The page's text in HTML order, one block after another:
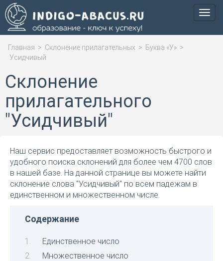
Меню
Главная > Склонение прилагательных > Буква «У» >
Усидчивый
Склонение
прилагательного
"Усидчивый"
Наш сервис предоставляет возможность быстрого и
удобного поиска склонений для более чем 4700 слов
в нашей базе. На данной странице вы можете найти
склонение слова "Усидчивый" по всем падежам в
единственном и множественном числе.
Содержание
Единственное число
Множественное число